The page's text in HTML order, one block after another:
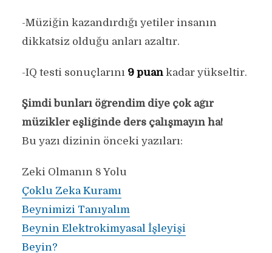
-Müziğin kazandırdığı yetiler insanın
dikkatsiz olduğu anları azaltır.
-IQ testi sonuçlarını 9 puankadar yükseltir.
Şimdi bunları öğrendim diye çok ağır
müzikler eşliğinde ders çalışmayın ha!
Bu yazı dizinin önceki yazıları:
Zeki Olmanın 8 Yolu
Çoklu Zeka Kuramı
Beynimizi Tanıyalım
Beynin Elektrokimyasal İşleyişi
Beyin?